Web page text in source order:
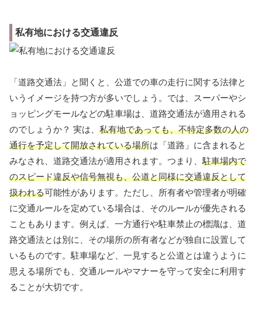
私有地における交通違反
「道路交通法」と聞くと、公道での車の走行に関する法律と
いうイメージを持つ方が多いでしょう。では、スーパーやシ
ョッピングモールなどの駐車場は、道路交通法が適用される
のでしょうか？ 実は、 私有地であっても、不特定多数の人の
通行を予定して開放されている場所は「道路」に含まれると
みなされ、道路交通法が適用されます。つまり、 駐車場内で
のスピード違反や信号無視も、公道と同様に交通違反として
扱われる可能性があります。ただし、所有者や管理者が明確
に交通ルールを定めている場合は、そのルールが優先される
こともあります。例えば、一方通行や駐車禁止の標識は、道
路交通法とは別に、その場所の所有者などが独自に設置して
いるものです。駐車場など、一見すると公道とは違うように
思える場所でも、交通ルールやマナーを守って安全に利用す
ることが大切です。